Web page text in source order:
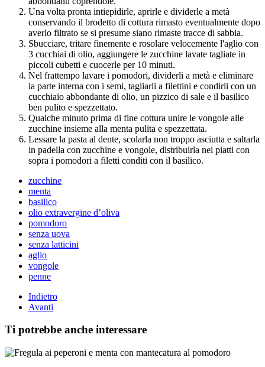
Una volta pronta intiepidirle, aprirle e dividerle a metà
conservando il brodetto di cottura rimasto eventualmente dopo
averlo filtrato se si presume siano rimaste tracce di sabbia.
Sbucciare, tritare finemente e rosolare velocemente l'aglio con
3 cucchiai di olio, aggiungere le zucchine lavate tagliate in
piccoli cubetti e cuocerle per 10 minuti.
Nel frattempo lavare i pomodori, dividerli a metà e eliminare
la parte interna con i semi, tagliarli a filettini e condirli con un
cucchiaio abbondante di olio, un pizzico di sale e il basilico
ben pulito e spezzettato.
Qualche minuto prima di fine cottura unire le vongole alle
zucchine insieme alla menta pulita e spezzettata.
Lessare la pasta al dente, scolarla non troppo asciutta e saltarla
in padella con zucchine e vongole, distribuirla nei piatti con
sopra i pomodori a filetti conditi con il basilico.
zucchine
menta
basilico
olio extravergine d’oliva
pomodoro
senza uova
senza latticini
aglio
vongole
penne
Indietro
Avanti
Ti potrebbe anche interessare